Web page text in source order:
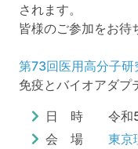
されます。
皆様のご参加をお待
第73回医用高分子研
免疫とバイオアダプ
日 時 令和5
会 場 東京